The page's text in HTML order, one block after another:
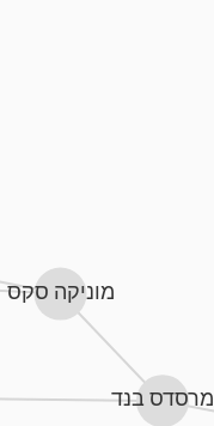
מוניקה סקס
מרסדס בנד